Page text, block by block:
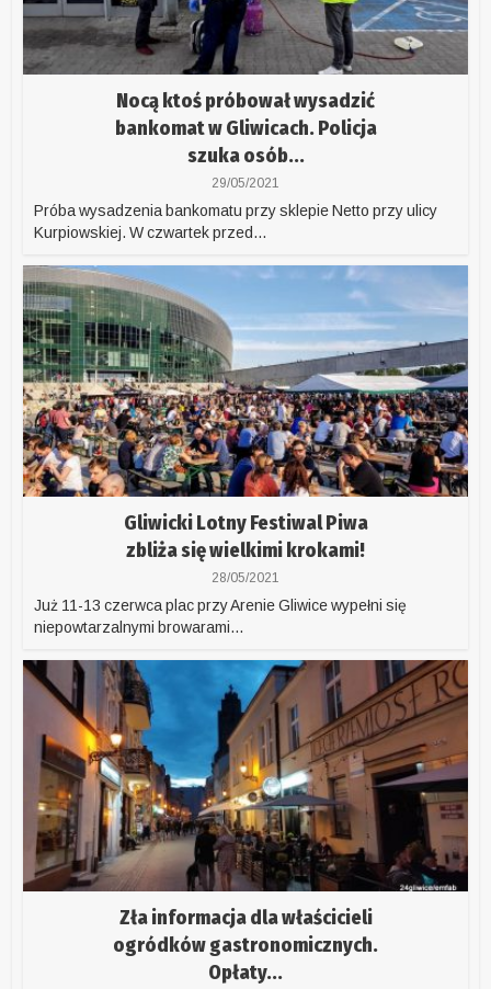
Nocą ktoś próbował wysadzić
bankomat w Gliwicach. Policja
szuka osób...
29/05/2021
Próba wysadzenia bankomatu przy sklepie Netto przy ulicy
Kurpiowskiej. W czwartek przed...
Gliwicki Lotny Festiwal Piwa
zbliża się wielkimi krokami!
28/05/2021
Już 11-13 czerwca plac przy Arenie Gliwice wypełni się
niepowtarzalnymi browarami...
Zła informacja dla właścicieli
ogródków gastronomicznych.
Opłaty...